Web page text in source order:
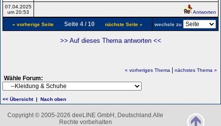
07.04.2025
um 20:53
Antworten
« vorherige Seite Seite 4 / 10 nächste Seite » wechsle zu
>> Auf dieses Thema antworten <<
« vorheriges Thema nächstes Thema »
Wähle Forum:
<< Übersicht| Nach oben
Copyright © 2005-2026 deeLINE GmbH, Deutschland.Alle
Rechte vorbehalten